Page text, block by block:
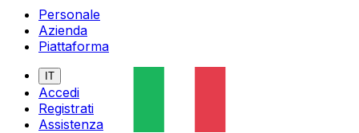
Personale
Azienda
Piattaforma
IT
Accedi
Registrati
Assistenza